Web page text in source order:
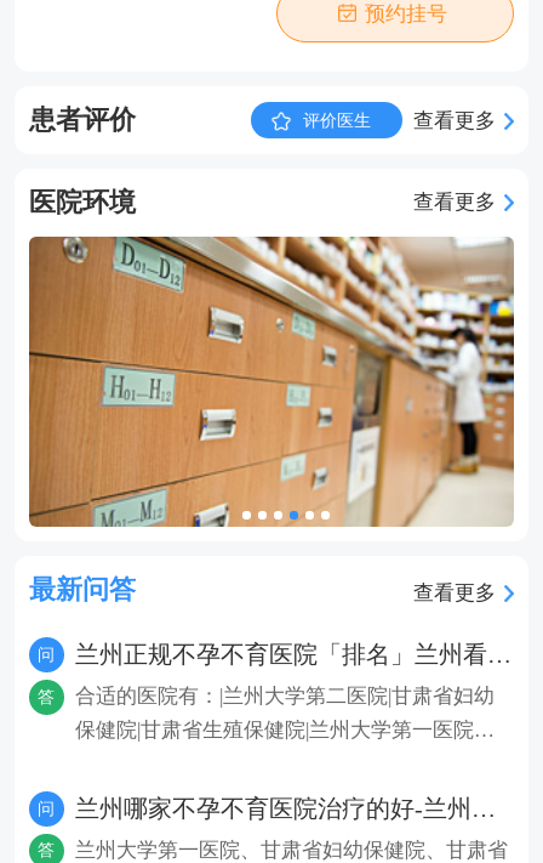
预约挂号
患者评价 评价医生 查看更多
医院环境 查看更多
最新问答 查看更多
问 兰州正规不孕不育医院「排名」兰州看不孕不育哪家好-兰州不孕不育医院排行
答
合适的医院有：|兰州大学第二医院|甘肃省妇幼
保健院|甘肃省生殖保健院|兰州大学第一医院。
问 兰州哪家不孕不育医院治疗的好-兰州排行前三的不孕不育医院？
答
兰州大学第一医院、甘肃省妇幼保健院、甘肃省